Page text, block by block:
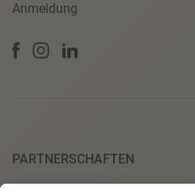
Anmeldung
PARTNERSCHAFTEN